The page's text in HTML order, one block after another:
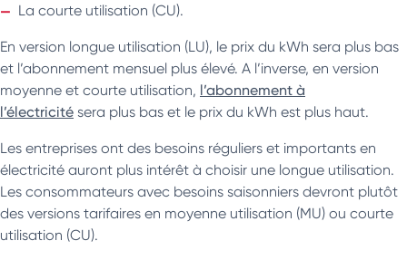
La courte utilisation (CU).
En version longue utilisation (LU), le prix du kWh sera plus bas
et l’abonnement mensuel plus élevé. A l’inverse, en version
moyenne et courte utilisation, l’abonnement à
l’électricité sera plus bas et le prix du kWh est plus haut.
Les entreprises ont des besoins réguliers et importants en
électricité auront plus intérêt à choisir une longue utilisation.
Les consommateurs avec besoins saisonniers devront plutôt
des versions tarifaires en moyenne utilisation (MU) ou courte
utilisation (CU).